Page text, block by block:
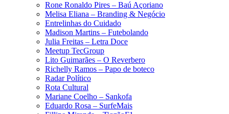
Rone Ronaldo Pires – Baú Açoriano
Melisa Eliana – Branding & Negócio
Entrelinhas do Cuidado
Madison Martins – Futebolando
Julia Freitas​ – Letra Doce
Meetup TecGroup
Lito Guimarães – O Reverbero
Richelly Ramos​ – Papo de boteco
Radar Político
Rota Cultural
Mariane Coelho – Sankofa
Eduardo Rosa​ – SurfeMais